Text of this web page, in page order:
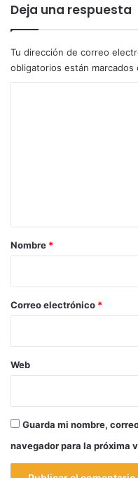
Deja una respuesta
Tu dirección de correo
obligatorios están marcados
r
*
Nombre *
Correo electrónico *
Web
Guarda mi nombre,
navegador para la próxima